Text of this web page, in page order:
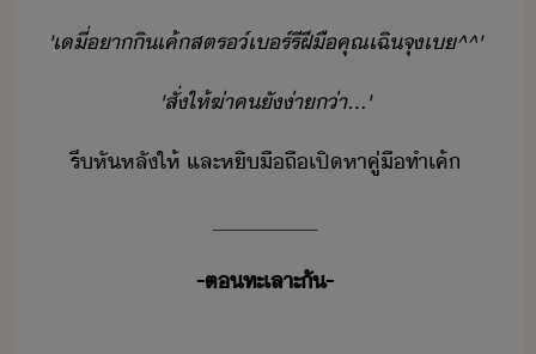
'​เี​่​า​ิ​เค้ส​ตร​​์​เร์​รี​ฝีื​คุณ​เฉิ​จุ​เ​^^​'
'​สั่​ให้​ฆ่า​คั​่า​่า​...​'
รี​หัหลั​ให้​ ​และ​หิ​ืถื​เปิ​หาคู่​ื​ทำ​เค้
___________
-​ต​ทะเลาะ​ั​-